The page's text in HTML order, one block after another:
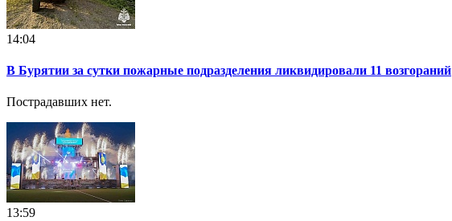
14:04
В Бурятии за сутки пожарные подразделения ликвидировали 11 возгораний
Пострадавших нет.
13:59